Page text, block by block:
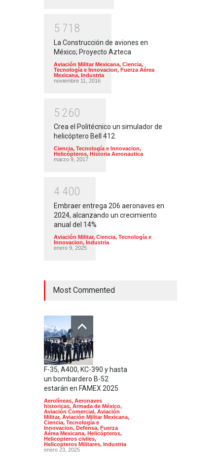
5 71 8
La Construcción de aviones en
México; Proyecto Azteca
Aviación Militar Mexicana, Ciencia,
Tecnología e Innovacion, Fuerza Aérea
Mexicana, Industria
noviembre 11, 2016
5 260
Crea el Politécnico un simulador de
helicóptero Bell 412.
Ciencia, Tecnología e Innovacion,
Helicópteros, Historia Aeronautica
marzo 9, 2017
4 400
Embraer entrega 206 aeronaves en
2024, alcanzando un crecimiento
anual del 14%
Aviación Militar, Ciencia, Tecnología e
Innovacion, Industria
enero 9, 2025
Most Commented
F-35, A400, KC-390 y hasta
un bombardero B-52
estarán en FAMEX 2025
Aerolíneas, Aeronaves
historicas, Armada de México,
Aviación Comercial, Aviación
Militar, Aviación Militar Mexicana,
Ciencia, Tecnología e
Innovacion, Defensa, Fuerza
Aérea Mexicana, Helicópteros,
Helicopteros civiles,
Helicopteros Militares, Industria
enero 23, 2025